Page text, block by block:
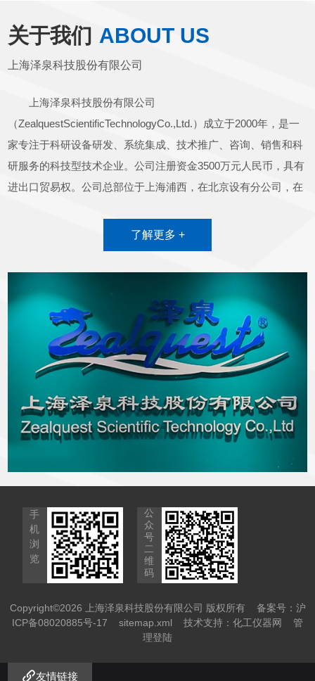
关于我们 ABOUT US
上海泽泉科技股份有限公司
上海泽泉科技股份有限公司
（ZealquestScientificTechnologyCo.,Ltd.）成立于2000年，是一
家专注于科研设备研发、系统集成、技术推广、咨询、销售和科
研服务的科技型技术企业。公司注册资金3500万元人民币，具有
进出口贸易权。公司总部位于上海浦西，在北京设有分公司，在
育背景，其中80%的技术研发、技术支持和销售人员具有硕士和
博士学位，参加过很多国家和省部级重大科研项目，具有丰富的
科研工作经验。公司曾获得上海市高新技术企业、上海市普陀区
科技小巨人企业、上海市科技型企业中华全国工商联合会/上海市
工商联合会/上海市商会会员单位，曾是上海市专业技术服务平台
——生理生态测量与分析平台的依托单位和上海市高新技术成果
转化项目承担单位。上海泽泉科技股份有限公司非常注重自主知
识产权的申报和保护，公司及...
了解更多 +
手
机
浏
览
公
众
号
二
维
码
Copyright©2026 上海泽泉科技股份有限公司 版权所有 备案号：沪
ICP备08020885号-17
sitemap.xml 技术支持： 化工仪器网
管
理登陆
友情链接